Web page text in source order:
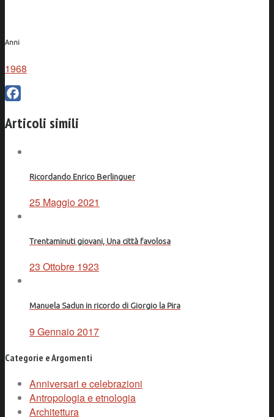
Anni
1968
Articoli simili
Ricordando Enrico Berlinguer
25 Maggio 2021
Trentaminuti giovani, Una città favolosa
23 Ottobre 1923
Manuela Sadun in ricordo di Giorgio la Pira
9 Gennaio 2017
Categorie e Argomenti
Anniversari e celebrazioni
Antropologia e etnologia
Architettura